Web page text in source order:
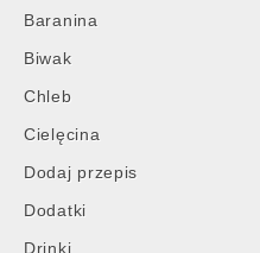
Main
menu
Skip
content
Baranina
Biwak
Chleb
Cielęcina
Dodaj przepis
Dodatki
Drinki